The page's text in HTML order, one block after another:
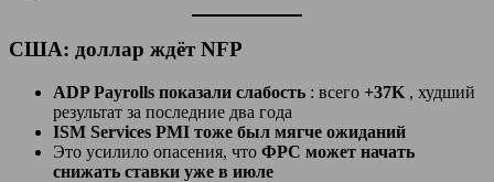
США: доллар ждёт NFP
ADP Payrolls показали слабость : всего +37K , худший
результат за последние два года
ISM Services PMI тоже был мягче ожиданий
Это усилило опасения, что ФРС может начать
снижать ставки уже в июле